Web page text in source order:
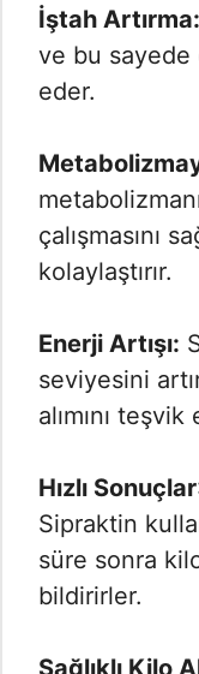
İştah Artırma:
ve bu
eder.
çalışmasını
kolaylaştırır.
Enerji Artışı:
seviyesini
alımını teşvik
Hızlı Sonuçlar
Sipraktin
süre sonra
bildirirler.
Sağlıklı Kilo